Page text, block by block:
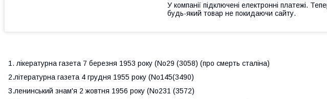
У компанії підключені електронні платежі.
будь-який товар не покидаючи сайту.
1. лікературна газета 7 березня 1953 року (No29 (3058) (про смерть сталіна)
2.літературна газета 4 грудня 1955 року (No145(3490)
3.ленинський знам'я 2 жовтня 1956 року (No231 (3572)